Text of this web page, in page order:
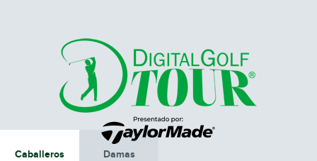
Caballeros Damas